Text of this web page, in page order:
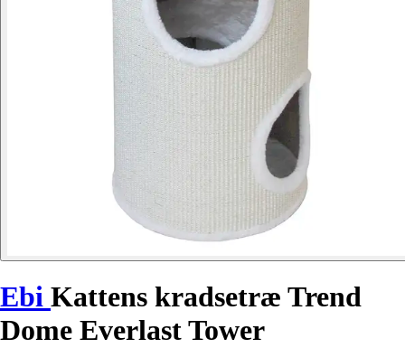
Ebi Kattens kradsetræ Trend
Dome Everlast Tower